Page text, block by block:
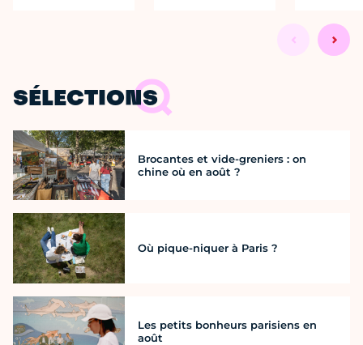
SÉLECTIONS
Brocantes et vide-greniers : on
chine où en août ?
Où pique-niquer à Paris ?
Les petits bonheurs parisiens en
août